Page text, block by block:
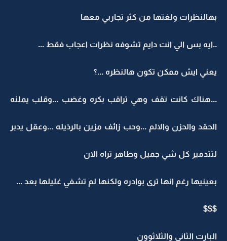
بهالنظرات ولغتها من كثر تجاربي معها
..ايه بس الي انت دايم تشوفه نظرات اعجاب فقط ...
يعني ايش ممكن تكون هالنظره ...؟
...هناك كانت تقف وهي تراقب بكره وغضب ...وقلب يملئه
الحقد والحزن والالم ...وحب زائف مزين بالرذيله ...وعقل يدبر
لتتدمير كل شي جميل وطاهر تراه الان
بعينيها رغم انها ترى بوادره ولكنها لم تشفي غليلها بعد ...
$$$
البارت الثاني والثلاثوون